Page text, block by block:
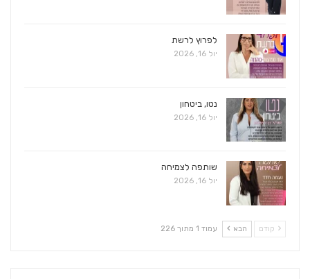
לפרוץ לרשת
יול 16, 2026
נטו, ביטחון
יול 16, 2026
שותפה לצמיחה
יול 16, 2026
קודם הבא עמוד 1 מתוך 226